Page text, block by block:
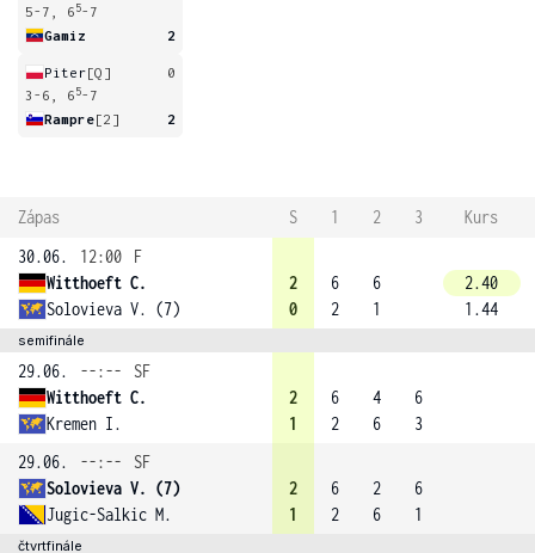
5-7, 6 5-7
Gamiz
2
Piter[Q]
0
3-6, 6 5-7
Rampre[2] 2
Zápas S 1 2 3
Kurs
30.06.
12:00
F
Witthoeft C.
Solovieva V. (7)
2
0
6
2
6
1
2.40
1.44
semifinále
29.06. --:--
SF
Witthoeft C.
Kremen I.
2
1
6
2
4
6
6
3
29.06.
--:--
SF
Solovieva V. (7)
Jugic-Salkic M.
2
1
6
2
2
6
6
1
čtvrtfinále